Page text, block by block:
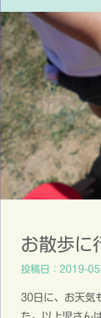
お散歩に
投稿日：2019-
30日に、お天気